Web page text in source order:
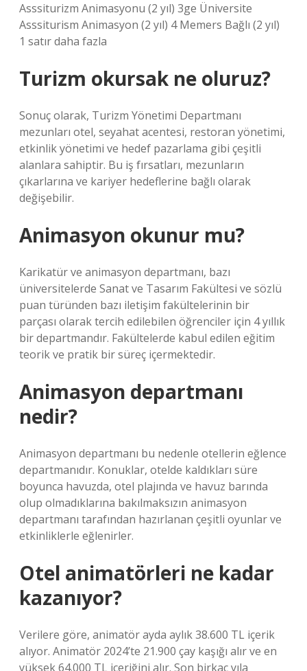
Asssiturizm Animasyonu (2 yıl) 3ge Üniversite
Asssiturism Animasyon (2 yıl) 4 Memers Bağlı (2 yıl)
1 satır daha fazla
Turizm okursak ne oluruz?
Sonuç olarak, Turizm Yönetimi Departmanı
mezunları otel, seyahat acentesi, restoran yönetimi,
etkinlik yönetimi ve hedef pazarlama gibi çeşitli
alanlara sahiptir. Bu iş fırsatları, mezunların
çıkarlarına ve kariyer hedeflerine bağlı olarak
değişebilir.
Animasyon okunur mu?
Karikatür ve animasyon departmanı, bazı
üniversitelerde Sanat ve Tasarım Fakültesi ve sözlü
puan türünden bazı iletişim fakültelerinin bir
parçası olarak tercih edilebilen öğrenciler için 4 yıllık
bir departmandır. Fakültelerde kabul edilen eğitim
teorik ve pratik bir süreç içermektedir.
Animasyon departmanı
nedir?
Animasyon departmanı bu nedenle otellerin eğlence
departmanıdır. Konuklar, otelde kaldıkları süre
boyunca havuzda, otel plajında ​​ve havuz barında
olup olmadıklarına bakılmaksızın animasyon
departmanı tarafından hazırlanan çeşitli oyunlar ve
etkinliklerle eğlenirler.
Otel animatörleri ne kadar
kazanıyor?
Verilere göre, animatör ayda aylık 38.600 TL içerik
alıyor. Animatör 2024’te 21.900 çay kaşığı alır ve en
yüksek 64.000 TL içeriğini alır. Son birkaç yıla